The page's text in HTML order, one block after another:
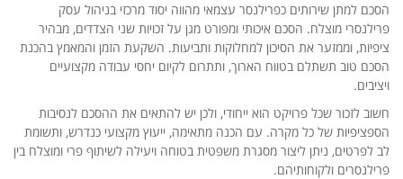
הסכם למתן שירותים כפרילנסר עצמאי מהווה יסוד מרכזי בניהול עסק
פרילנסרי מוצלח. הסכם איכותי ומפורט מגן על זכויות שני הצדדים, מבהיר
ציפיות, וממזער את הסיכון למחלוקות ותביעות. השקעת הזמן והמאמץ בהכנת
הסכם טוב תשתלם בטווח הארוך, ותתרום לקיום יחסי עבודה מקצועיים
ויציבים.
חשוב לזכור שכל פרויקט הוא ייחודי, ולכן יש להתאים את ההסכם לנסיבות
הספציפיות של כל מקרה. עם הכנה מתאימה, ייעוץ מקצועי כנדרש, ותשומת
לב לפרטים, ניתן ליצור מסגרת משפטית בטוחה ויעילה לשיתוף פרי ומוצלח בין
פרילנסרים ולקוחותיהם.